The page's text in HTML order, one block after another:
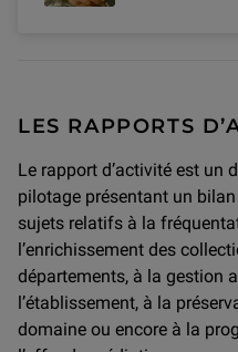
LES RAPPORTS
Le rapport d’activité est un
pilotage présentant un bilan
sujets relatifs à la
l’enrichissement des
départements, à la gestion
l’établissement, à la
domaine ou encore à la